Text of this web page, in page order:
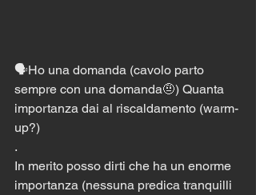
🗣Ho una domanda (cavolo parto
sempre con una domanda🤨) Quanta
importanza dai al riscaldamento (warm-
up?)
.
In merito posso dirti che ha un enorme
importanza (nessuna predica tranquilli